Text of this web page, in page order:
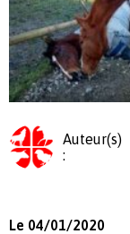
Auteur(s)
:
Le 04/01/2020